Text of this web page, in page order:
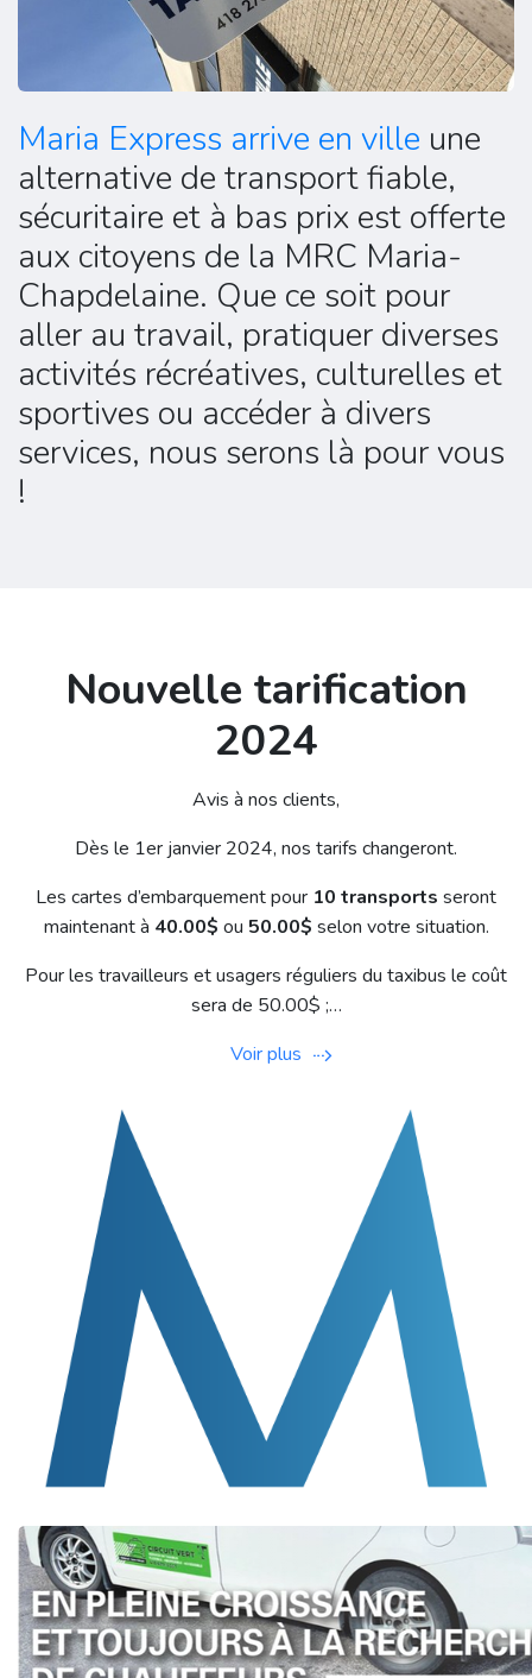
Maria Express arrive en ville une
alternative de transport fiable,
sécuritaire et à bas prix est offerte
aux citoyens de la MRC Maria-
Chapdelaine. Que ce soit pour
aller au travail, pratiquer diverses
activités récréatives, culturelles et
sportives ou accéder à divers
services, nous serons là pour vous
!
Nouvelle tarification
2024
Avis à nos clients,
Dès le 1er janvier 2024, nos tarifs changeront.
Les cartes d’embarquement pour 10 transports seront
maintenant à 40.00$ ou 50.00$ selon votre situation.
Pour les travailleurs et usagers réguliers du taxibus le coût
sera de 50.00$ ;…
Voir plus